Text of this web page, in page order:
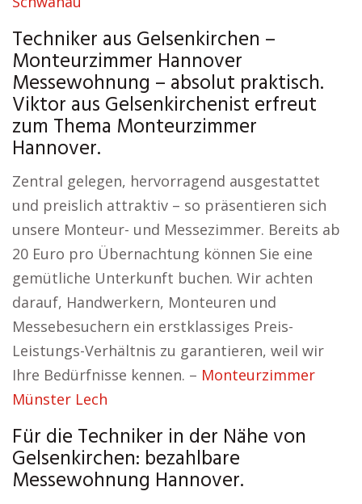
Techniker aus Gelsenkirchen –
Monteurzimmer Hannover
Messewohnung – absolut praktisch.
Viktor aus Gelsenkirchenist erfreut
zum Thema Monteurzimmer
Hannover.
Zentral gelegen, hervorragend ausgestattet
und preislich attraktiv – so präsentieren sich
unsere Monteur- und Messezimmer. Bereits ab
20 Euro pro Übernachtung können Sie eine
gemütliche Unterkunft buchen. Wir achten
darauf, Handwerkern, Monteuren und
Messebesuchern ein erstklassiges Preis-
Leistungs-Verhältnis zu garantieren, weil wir
Ihre Bedürfnisse kennen. – Monteurzimmer
Münster Lech
Für die Techniker in der Nähe von
Gelsenkirchen: bezahlbare
Messewohnung Hannover.